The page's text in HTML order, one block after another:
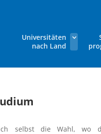
Universitäten
nach Land
selbst die Wahl, wo